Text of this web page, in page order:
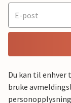
Du kan til enhver
bruke